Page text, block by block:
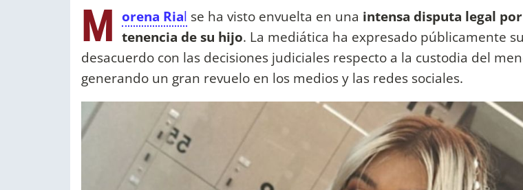
M orena Rial se ha visto envuelta en una intensa disputa legal
tenencia de su hijo. La mediática ha expresado públicamente su
desacuerdo con las decisiones judiciales respecto a la custodia del
generando un gran revuelo en los medios y las redes sociales.